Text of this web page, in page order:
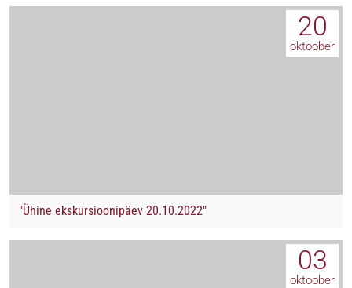
20
oktoober
"Ühine ekskursioonipäev 20.10.2022"
03
oktoober